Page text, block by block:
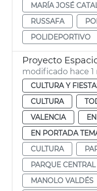
MARÍA JOSÉ
RUSSAFA
POLIDEPORTIVO
modificado hace 1
CULTURA Y
CULTURA
VALENCIA
EN PORTADA
CULTURA
PARQUE CENTRAL
MANOLO VALDÉS